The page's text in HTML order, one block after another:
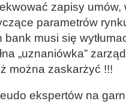
zapisy umów,
parametrów
musi się
„uznaniówka”
można zaskarżyć !!!
ekspertów na